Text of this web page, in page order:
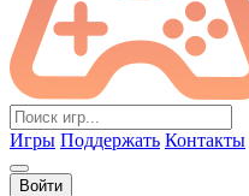
Игры Поддержать Контакты
Войти